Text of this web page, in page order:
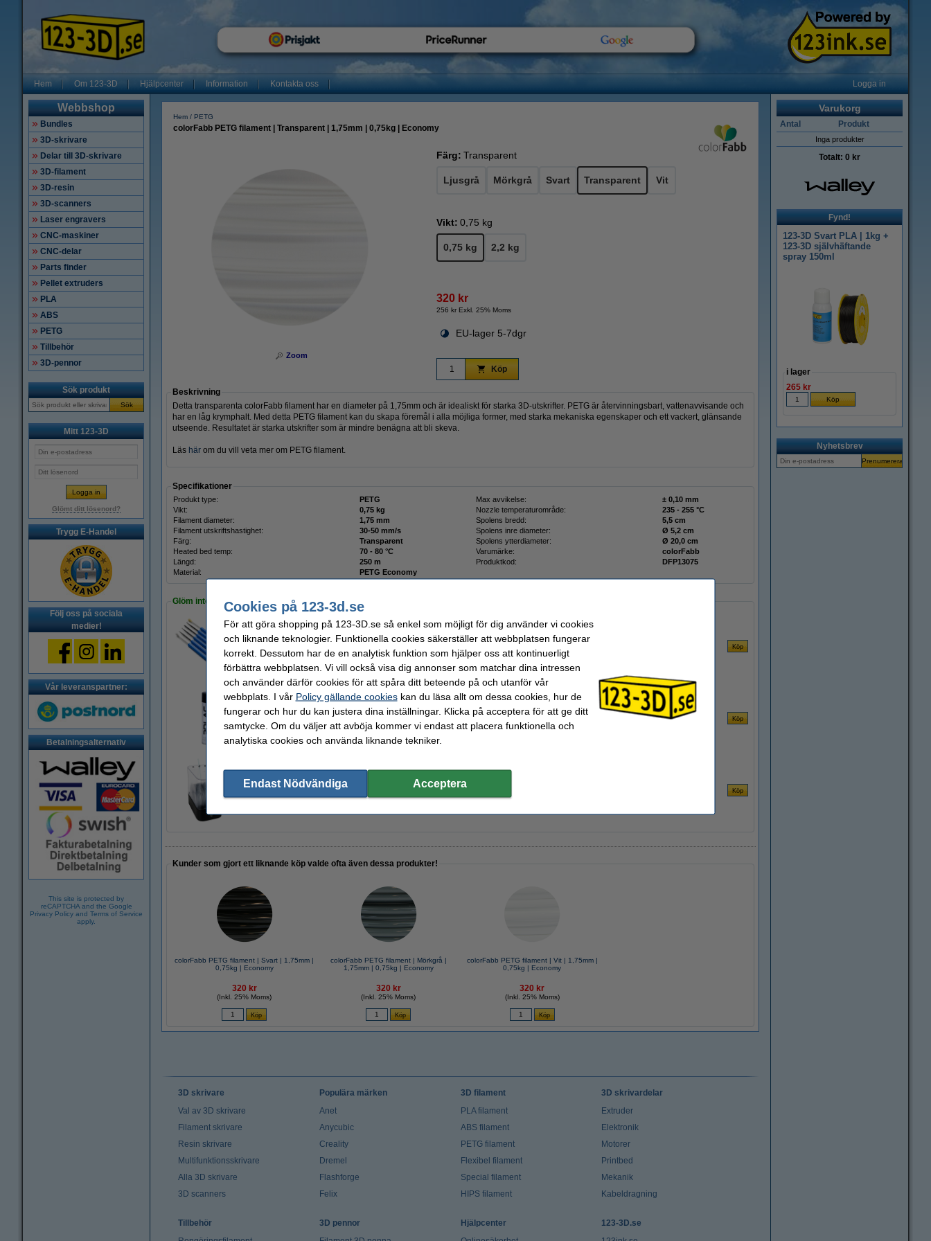
Hem Om 123-3D Hjälpcenter Information Kontakta oss Logga in
Webbshop
Bundles
3D-skrivare
Delar till 3D-skrivare
3D-filament
3D-resin
3D-scanners
Laser engravers
CNC-maskiner
CNC-delar
Parts finder
Pellet extruders
PLA
ABS
PETG
Tillbehör
3D-pennor
Sök produkt
Sök
Mitt 123-3D
Glömt ditt lösenord?
Trygg E-Handel
Följ oss på sociala
medier!
Vår leveranspartner:
Betalningsalternativ
This site is protected by
reCAPTCHA and the Google
Privacy Policy and Terms of Service
apply.
Hem PETG
colorFabb PETG filament | Transparent | 1,75mm | 0,75kg | Economy
Zoom
Färg: Transparent
Ljusgrå Mörkgrå Svart Transparent Vit
Vikt: 0,75 kg
0,75 kg 2,2 kg
320 kr
256 kr Exkl. 25% Moms
EU-lager 5-7dgr
Köp
Beskrivning
Detta transparenta colorFabb filament har en diameter på 1,75mm och är idealiskt för starka 3D-utskrifter. PETG är återvinningsbart, vattenavvisande och
har en låg krymphalt. Med detta PETG filament kan du skapa föremål i alla möjliga former, med starka mekaniska egenskaper och ett vackert, glänsande
utseende. Resultatet är starka utskrifter som är mindre benägna att bli skeva.
Läs här om du vill veta mer om PETG filament.
Specifikationer
Produkt type: PETG Max avvikelse:
± 0,10 mm
Vikt:
0,75 kg Nozzle temperaturområde:
235 - 255 °C
Filament diameter:
1,75 mm Spolens bredd:
5,5 cm
Filament utskriftshastighet:
30-50 mm/s Spolens inre diameter:
Ø 5,2 cm
Färg:
Transparent Spolens ytterdiameter:
Ø 20,0 cm
Heated bed temp:
70 - 80 °C Varumärke:
colorFabb
Längd:
250 m Produktkod:
DFP13075
Material:
PETG Economy
Glöm inte att beställa!
123-3D Efterbehandlingsset för 3D-utskrifter
95 kr
3DLAC självhäftande spray | 400ml
95 kr
Polymaker PolyBox™ Edition II Filament Drybox
780 kr
Kunder som gjort ett liknande köp valde ofta även dessa produkter!
colorFabb PETG filament | Svart | 1,75mm |
0,75kg | Economy
320 kr
(Inkl. 25% Moms)
colorFabb PETG filament | Mörkgrå |
1,75mm | 0,75kg | Economy
320 kr
(Inkl. 25% Moms)
colorFabb PETG filament | Vit | 1,75mm |
0,75kg | Economy
320 kr
(Inkl. 25% Moms)
Varukorg
Antal Produkt
Inga produkter
Totalt: 0 kr
Fynd!
123-3D Svart PLA | 1kg +
123-3D självhäftande
spray 150ml
i lager
265 kr
Nyhetsbrev
3D skrivare
Val av 3D skrivare
Filament skrivare
Resin skrivare
Multifunktionsskrivare
Alla 3D skrivare
3D scanners
Populära märken
Anet
Anycubic
Creality
Dremel
Flashforge
Felix
3D filament
PLA filament
ABS filament
PETG filament
Flexibel filament
Special filament
HIPS filament
3D skrivardelar
Extruder
Elektronik
Motorer
Printbed
Mekanik
Kabeldragning
Tillbehör
3D pennor
Hjälpcenter
123-3D.se
Cookies på 123-3d.se
För att göra shopping på 123-3D.se så enkel som möjligt för dig använder vi cookies
och liknande teknologier. Funktionella cookies säkerställer att webbplatsen fungerar
korrekt. Dessutom har de en analytisk funktion som hjälper oss att kontinuerligt
förbättra webbplatsen. Vi vill också visa dig annonser som matchar dina intressen
och använder därför cookies för att spåra ditt beteende på och utanför vår
webbplats. I vår Policy gällande cookieskan du läsa allt om dessa cookies, hur de
fungerar och hur du kan justera dina inställningar. Klicka på acceptera för att ge ditt
samtycke. Om du väljer att avböja kommer vi endast att placera funktionella och
analytiska cookies och använda liknande tekniker.
Endast Nödvändiga Acceptera